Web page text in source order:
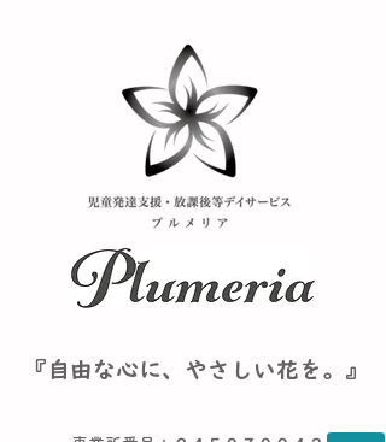
『自由な心に、やさしい花を。』